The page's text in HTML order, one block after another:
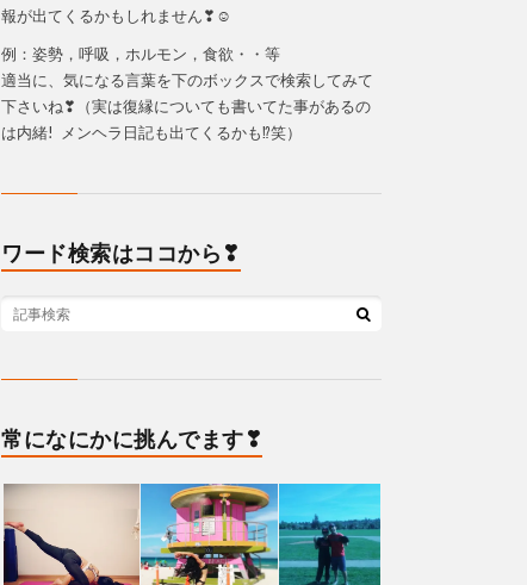
報が出てくるかもしれません❣☺
例：姿勢，呼吸，ホルモン，食欲・・等
適当に、気になる言葉を下のボックスで検索してみて
下さいね❣（実は復縁についても書いてた事があるの
は内緒! メンヘラ日記も出てくるかも⁉笑）
ワード検索はココから❣
常になにかに挑んでます❣